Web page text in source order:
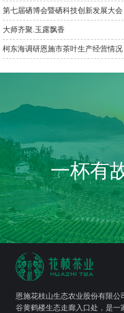
第七届硒博会暨硒科技创新发展大会
大师齐聚.玉露飘香
柯东海调研恩施市茶叶生产经营情况
一杯有
恩施花枝山生态农业股份有限公
谷黄鹤楼生态走廊入口处，是一